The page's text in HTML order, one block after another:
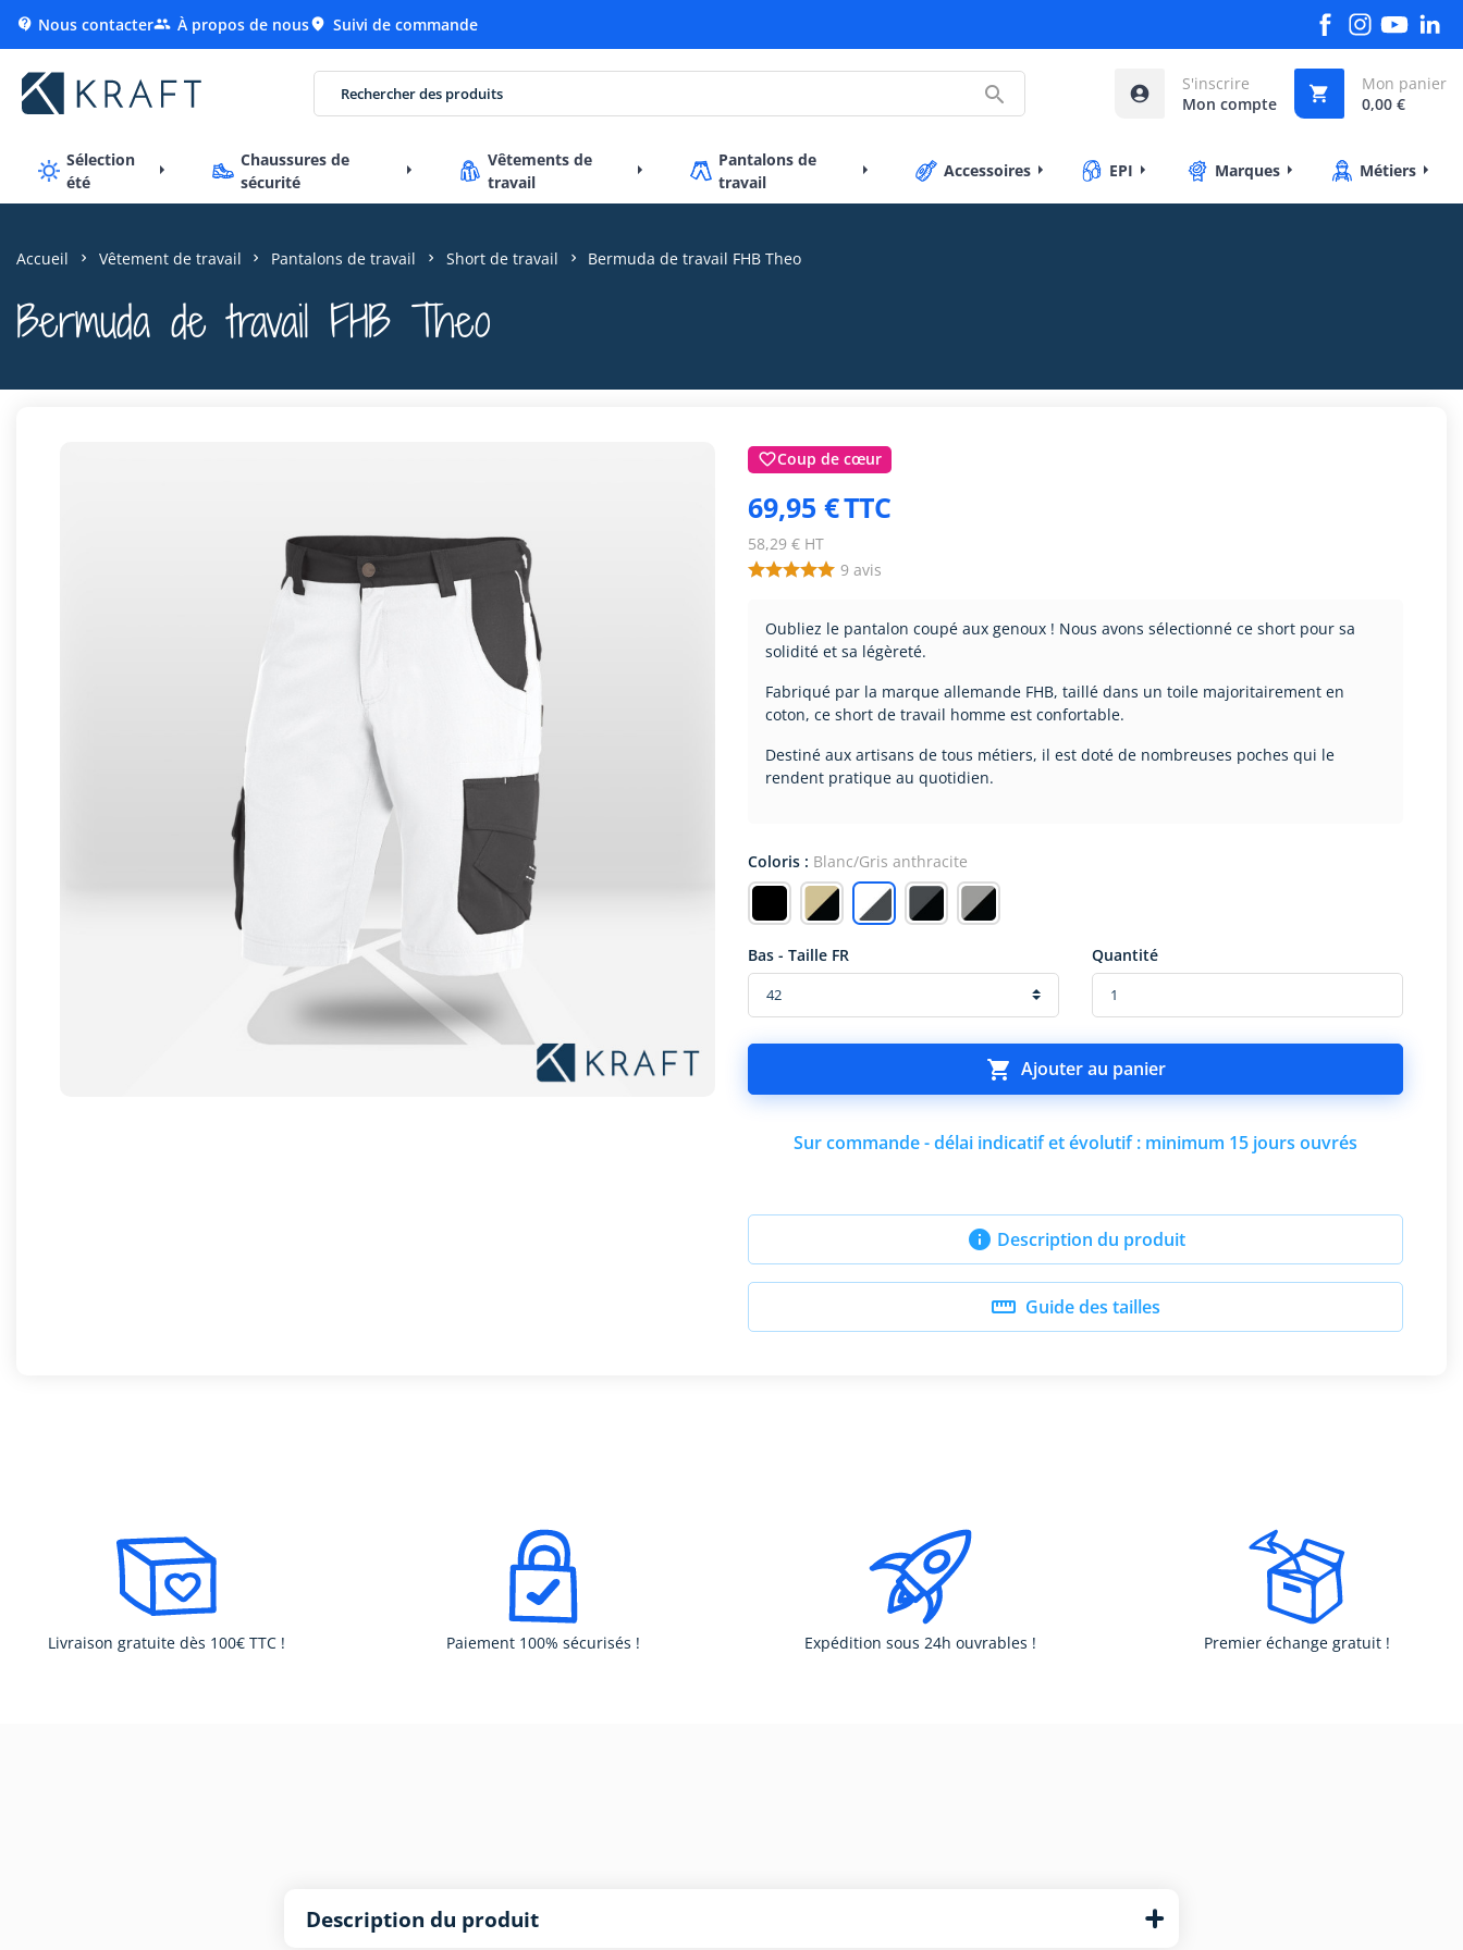
 Nous contacter À propos de nous Suivi de commande
 
S'inscrire
Mon compte

Mon panier
0,00 €
Sélection
été
Chaussures de
sécurité
Vêtements de
travail
Pantalons de
travail
Accessoires EPI Marques Métiers
Accueil Vêtement de travail Pantalons de travail Short de travail Bermuda de travail FHB Theo
Bermuda de travail FHB Theo
Coup de cœur
69,95 €TTC
58,29 € HT
9 avis
Oubliez le pantalon coupé aux genoux ! Nous avons sélectionné ce short pour sa
solidité et sa légèreté.
Fabriqué par la marque allemande FHB, taillé dans un toile majoritairement en
coton, ce short de travail homme est confortable.
Destiné aux artisans de tous métiers, il est doté de nombreuses poches qui le
rendent pratique au quotidien.
Coloris : Blanc/Gris anthracite
Bas - Taille FR Quantité
 Ajouter au panier
Sur commande - délai indicatif et évolutif : minimum 15 jours ouvrés
 Description du produit
 Guide des tailles
Livraison gratuite dès 100€ TTC ! Paiement 100% sécurisés ! Expédition sous 24h ouvrables ! Premier échange gratuit !
Description du produit